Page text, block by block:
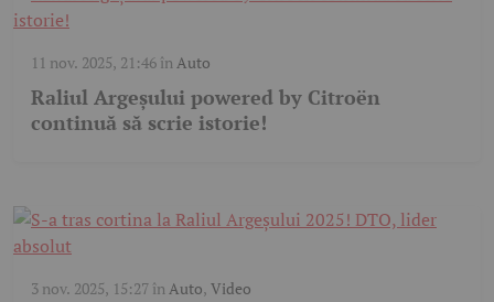
11 nov. 2025, 21:46 înAuto
Raliul Argeșului powered by Citroën
continuă să scrie istorie!
3 nov. 2025, 15:27 înAuto, Video